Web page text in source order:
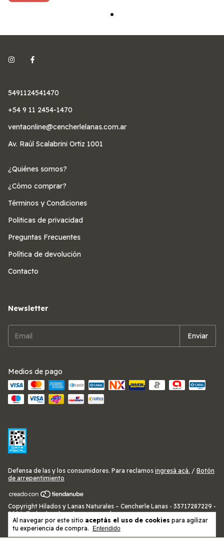
Al navegar por este sitio aceptás el uso de cookies para agilizar
tu experiencia de compra.
Entendido
5491124541470
+54 9 11 2454-1470
ventaonline@cencherlelanas.com.ar
Av. Raúl Scalabrini Ortiz 1001
¿Quiénes somos?
¿Cómo comprar?
Términos y Condiciones
Politicas de privacidad
Preguntas Frecuentes
Política de devolución
Contacto
Newsletter
Medios de pago
Defensa de las y los consumidores. Para reclamos ingresá acá. / Botón
de arrepentimiento
Copyright Hilados y Lanas Naturales – Cencherle Lanas - 33717287229 -
2026. Todos los derechos reservados.